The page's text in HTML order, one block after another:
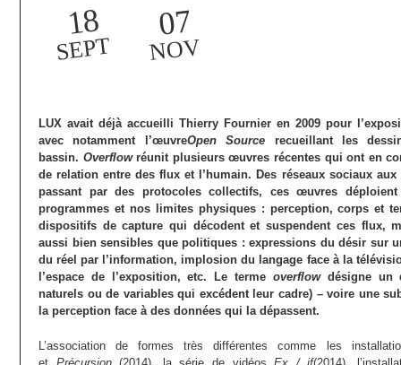
18
SEPT
07
NOV
LUX avait déjà accueilli Thierry Fournier en 2009 pour
avec notamment l’œuvreOpen Source recueillant les
bassin. Overflowréunit plusieurs œuvres récentes qui ont en
de relation entre des flux et l’humain. Des réseaux sociaux
passant par des protocoles collectifs, ces œuvres
programmes et nos limites physiques : perception, corps et
dispositifs de capture qui décodent et suspendent ces flux,
aussi bien sensibles que politiques : expressions du désir sur
du réel par l’information, implosion du langage face à la
l’espace de l’exposition, etc. Le terme overflowdésigne un
naturels ou de variables qui excédent leur cadre) – voire une
la perception face à des données qui la dépassent.
L’association de formes très différentes comme les